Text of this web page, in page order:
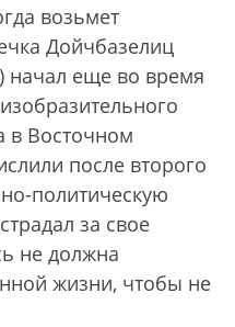
возьмет
Дойчбазелиц
начал еще во время
в Восточном
после второго
политическую
за свое
не должна
жизни, чтобы не